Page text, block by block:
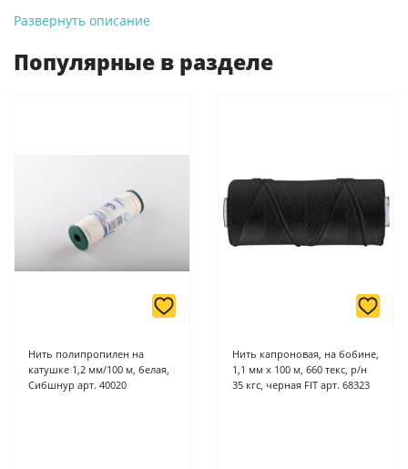
-Банковской картой на сайте ProffЭлектро. Данный вид
Для юридических лиц: переводом на расчетный счет при
Подробнее о способах оплаты можно узнать здесь - "Оплата"
Развернуть описание
Популярные в разделе
Нить полипропилен на
катушке 1,2 мм/100 м, белая,
Сибшнур арт. 40020
Нить капроновая, на бобине,
1,1 мм х 100 м, 660 текс, р/н
35 кгс, черная FIT арт. 68323